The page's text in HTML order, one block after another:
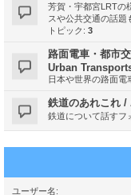
芳賀・宇都宮LRTの
スや公共交通の話題
トピック: 3
路面電車・都市
Urban
日本や世界の路面電
鉄道のあれこれ
鉄道について話すフ
ユーザー名: